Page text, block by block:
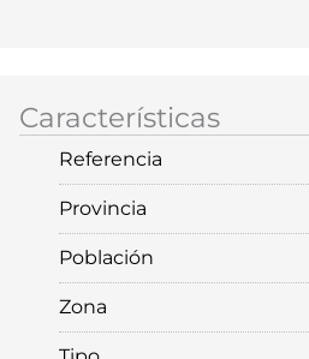
Características
Referencia
Provincia
Población
Zona